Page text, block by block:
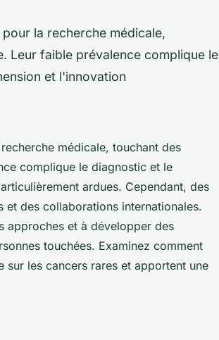
la recherche médicale,
Leur faible prévalence complique le
et l'innovation
médicale, touchant des
complique le diagnostic et le
ardues. Cependant, des
et des collaborations internationales.
approches et à développer des
touchées. Examinez comment
sur les cancers rares et apportent une